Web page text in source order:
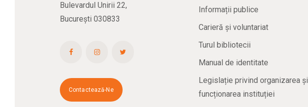
Bulevardul Unirii 22,
București 030833
Contactează-Ne
Informații publice
Carieră și voluntariat
Turul bibliotecii
Manual de identitate
Legislație privind organizarea și
funcționarea instituției